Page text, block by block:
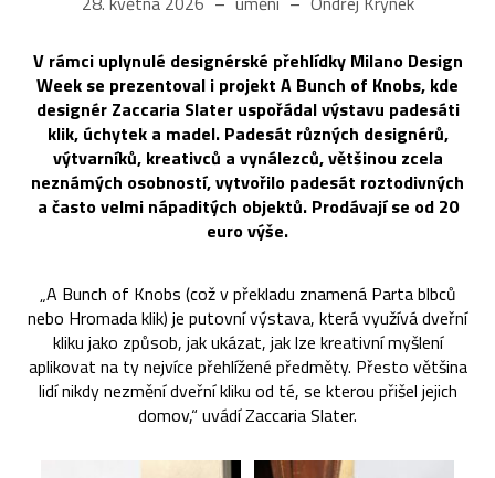
V rámci uplynulé designérské přehlídky Milano Design
Week se prezentoval i projekt A Bunch of Knobs, kde
designér Zaccaria Slater uspořádal výstavu padesáti
klik, úchytek a madel. Padesát různých designérů,
výtvarníků, kreativců a vynálezců, většinou zcela
neznámých osobností, vytvořilo padesát roztodivných
a často velmi nápaditých objektů. Prodávají se od 20
euro výše.
„A Bunch of Knobs (což v překladu znamená Parta blbců
nebo Hromada klik) je putovní výstava, která využívá dveřní
kliku jako způsob, jak ukázat, jak lze kreativní myšlení
aplikovat na ty nejvíce přehlížené předměty. Přesto většina
lidí nikdy nezmění dveřní kliku od té, se kterou přišel jejich
domov,“ uvádí Zaccaria Slater.